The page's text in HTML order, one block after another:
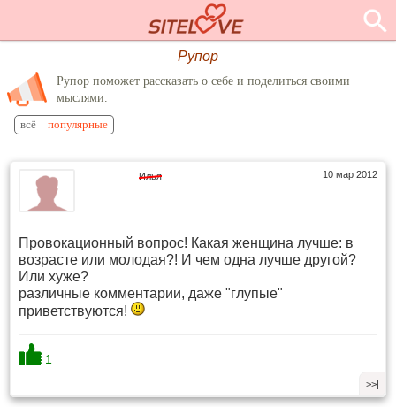
Рупор
Рупор поможет рассказать о себе и поделиться своими
мыслями.
всё популярные
10 мар 2012
Илья
Провокационный вопрос! Какая женщина лучше: в
возрасте или молодая?! И чем одна лучше другой?
Или хуже?
различные комментарии, даже "глупые"
приветствуются!
1
>>|